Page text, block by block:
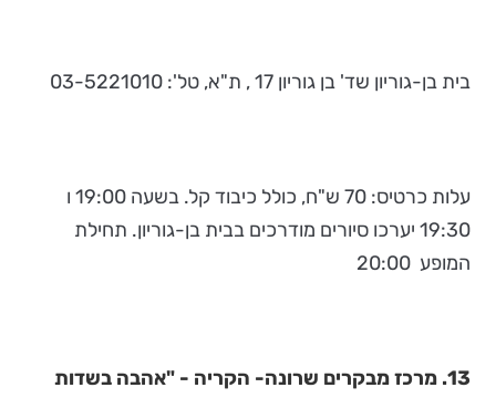
בית בן-גוריון שד' בן גוריון 17 , ת"א, טל': 03-5221010
עלות כרטיס: 70 ש"ח, כולל כיבוד קל. בשעה 19:00 ו
19:30 יערכו סיורים מודרכים בבית בן-גוריון. תחילת
המופע 20:00
13. מרכז מבקרים שרונה- הקריה - "אהבה בשדות